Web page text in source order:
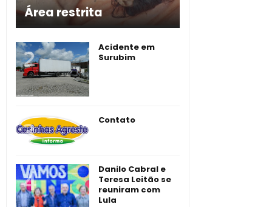
Área restrita
Acidente em
Surubim
Contato
Danilo Cabral e
Teresa Leitão se
reuniram com
Lula